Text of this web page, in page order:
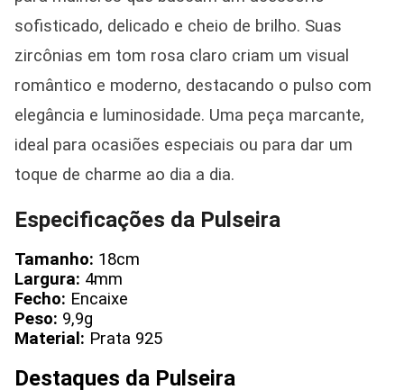
sofisticado, delicado e cheio de brilho. Suas
zircônias em tom rosa claro criam um visual
romântico e moderno, destacando o pulso com
elegância e luminosidade. Uma peça marcante,
ideal para ocasiões especiais ou para dar um
toque de charme ao dia a dia.
Especificações da Pulseira
Tamanho: 18cm
Largura: 4mm
Fecho: Encaixe
Peso: 9,9g
Material: Prata 925
Destaques da Pulseira